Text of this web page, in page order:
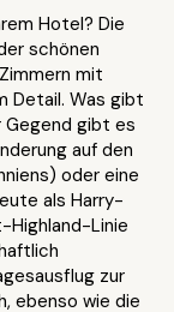
Hotel? Die
schönen
mit
Detail. Was gibt
Gegend gibt es
auf den
oder eine
als Harry-
Linie
zur
ebenso wie die